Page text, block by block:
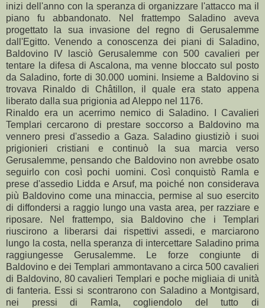
inizi dell'anno con la speranza di organizzare l'attacco ma il
piano fu abbandonato. Nel frattempo Saladino aveva
progettato la sua invasione del regno di Gerusalemme
dall'Egitto. Venendo a conoscenza dei piani di Saladino,
Baldovino IV lasciò Gerusalemme con 500 cavalieri per
tentare la difesa di Ascalona, ma venne bloccato sul posto
da Saladino, forte di 30.000 uomini. Insieme a Baldovino si
trovava Rinaldo di Châtillon, il quale era stato appena
liberato dalla sua prigionia ad Aleppo nel 1176.
Rinaldo era un acerrimo nemico di Saladino. I Cavalieri
Templari cercarono di prestare soccorso a Baldovino ma
vennero presi d'assedio a Gaza. Saladino giustiziò i suoi
prigionieri cristiani e continuò la sua marcia verso
Gerusalemme, pensando che Baldovino non avrebbe osato
seguirlo con così pochi uomini. Così conquistò Ramla e
prese d'assedio Lidda e Arsuf, ma poiché non considerava
più Baldovino come una minaccia, permise al suo esercito
di diffondersi a raggio lungo una vasta area, per razziare e
riposare. Nel frattempo, sia Baldovino che i Templari
riuscirono a liberarsi dai rispettivi assedi, e marciarono
lungo la costa, nella speranza di intercettare Saladino prima
raggiungesse Gerusalemme. Le forze congiunte di
Baldovino e dei Templari ammontavano a circa 500 cavalieri
di Baldovino, 80 cavalieri Templari e poche migliaia di unità
di fanteria. Essi si scontrarono con Saladino a Montgisard,
nei pressi di Ramla, cogliendolo del tutto di